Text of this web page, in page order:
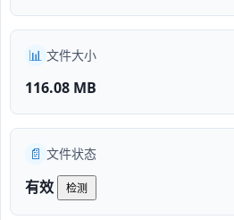
📊 文件大小
116.08 MB
📄 文件状态
有效 检测